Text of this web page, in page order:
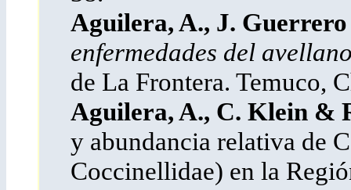
Aguilera, A., J.
enfermedades del
de La Frontera. Temuco,
Aguilera, A., C. Klein &
y abundancia relativa de
Coccinellidae) en la